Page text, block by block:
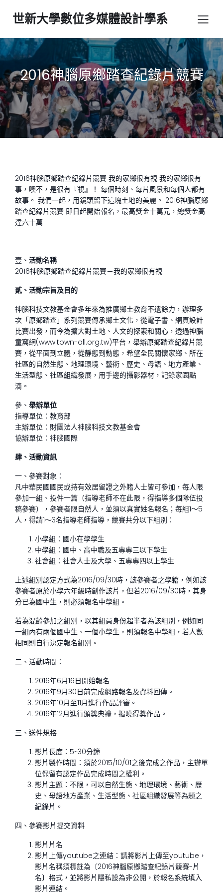
世新大學數位多媒體設計學系
2016神腦原鄉踏查紀錄片競賽
2016神腦原鄉踏查紀錄片競賽 我的家鄉很有視 我的家鄉很有
事，噢不，是很有『視』！ 每個時刻、每片風景和每個人都有
故事。 我們一起，用鏡頭留下這塊土地的美麗。 2016神腦原鄉
踏查紀錄片競賽 即日起開始報名，最高獎金十萬元，總獎金高
達六十萬
壹、 活動名稱
2016神腦原鄉踏查紀錄片競賽－我的家鄉很有視
貳、 活動宗旨及目的
神腦科技文教基金會多年來為推廣鄉土教育不遺餘力，辦理多
次「原鄉踏查」系列競賽傳承鄉土文化，從電子書、網頁設計
比賽出發，而今為擴大對土地、人文的探索和關心，透過神腦
童窩網(www.town-all.org.tw)平台，舉辦原鄉踏查紀錄片競
賽，從平面到立體，從靜態到動態，希望全民關懷家鄉、所在
社區的自然生態、地理環境、藝術、歷史、母語、地方產業、
生活型態、社區組織發展，用手邊的攝影器材，記錄家園點
滴。
參、 舉辦單位
指導單位：教育部
主辦單位：財團法人神腦科技文教基金會
協辦單位：神腦國際
肆、 活動資訊
一、參賽對象：
凡中華民國國民或持有效居留證之外籍人士皆可參加，每人限
參加一組、投件一篇（指導老師不在此限，得指導多個隊伍投
稿參賽），參賽者限自然人，並須以真實姓名報名；每組1～5
人，得請1～3名指導老師指導，競賽共分以下組別：
小學組：國小在學學生
中學組：國中、高中職及五專專三以下學生
社會組：社會人士及大學、五專專四以上學生
上述組別認定方式為2016/09/30時，該參賽者之學籍，例如該
參賽者原於小學六年級時創作該片，但若2016/09/30時，其身
分已為國中生，則必須報名中學組。
若為混齡參加之組別，以其組員身份超半者為該組別，例如同
一組內有兩個國中生、一個小學生，則須報名中學組，若人數
相同則自行決定報名組別。
二、活動時間：
2016年6月16日開始報名
2016年9月30日前完成網路報名及資料回傳。
2016年10月至11月進行作品評審。
2016年12月進行頒獎典禮，揭曉得獎作品。
三、送件規格
影片長度：5~30分鐘
影片製作時間：須於2015/10/01之後完成之作品，主辦單
位保留有認定作品完成時間之權利。
影片主題：不限，可以自然生態、地理環境、藝術、歷
史、母語地方產業、生活型態、社區組織發展等為題之
紀錄片。
四、參賽影片提交資料
影片片名
影片上傳youtube之連結：請將影片上傳至youtube，
影片名稱須標註為〔2016神腦原鄉踏查紀錄片競賽-片
名〕格式，並將影片隱私設為非公開，於報名系統填入
影片連結。